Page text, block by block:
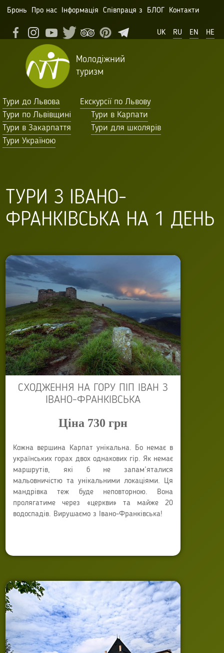
Бронь Про нас Інформація Співпраця з БЛОГ Контакти
UK RU EN HE
Молодіжний
туризм
Тури до Львова
Екскурсії по Львову
Тури по Львівщині
Тури в Карпати
Тури в Закарпаття
Тури для школярів
Тури Україною
ТУРИ З ІВАНО-
ФРАНКІВСЬКА НА 1 ДЕНЬ
СХОДЖЕННЯ НА ГОРУ ПІП ІВАН З
ІВАНО-ФРАНКІВСЬКА
Ціна 730 грн
Кожна вершина Карпат унікальна. Бо немає в
українських горах двох однакових гір. Як немає
маршрутів, які б не запам’яталися
мальовничістю та унікальними локаціями. Ця
мандрівка теж буде неповторною. Вона
пролягатиме через «церкви» та майже 20
водоспадів. Вирушаємо з Івано-Франківська!